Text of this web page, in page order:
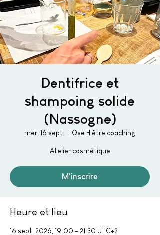
Dentifrice et
shampoing solide
(Nassogne)
mer. 16 sept.
  |
Ose H être coaching
Atelier cosmétique
M'inscrire
Heure et lieu
16 sept. 2026, 19:00 – 21:30 UTC+2